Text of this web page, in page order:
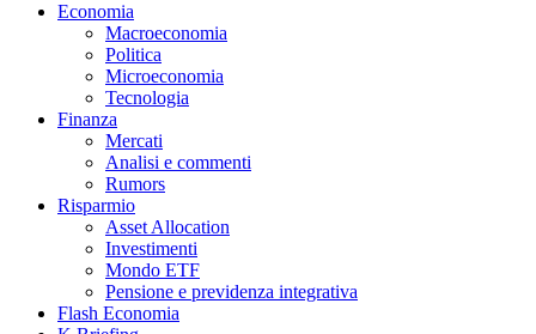
Economia
Macroeconomia
Politica
Microeconomia
Tecnologia
Finanza
Mercati
Analisi e commenti
Rumors
Risparmio
Asset Allocation
Investimenti
Mondo ETF
Pensione e previdenza integrativa
Flash Economia